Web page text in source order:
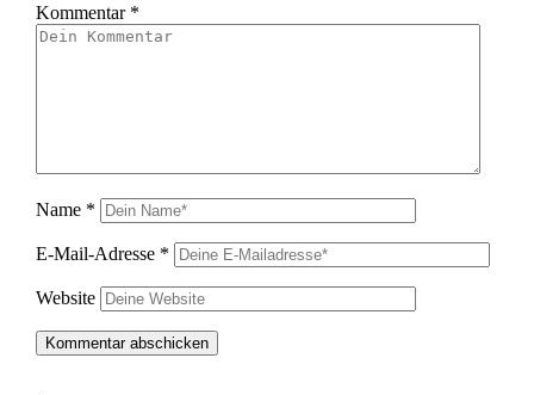
Kommentar *
Name *
E-Mail-Adresse *
Website